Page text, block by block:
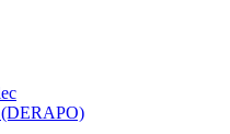
(DERAPO)